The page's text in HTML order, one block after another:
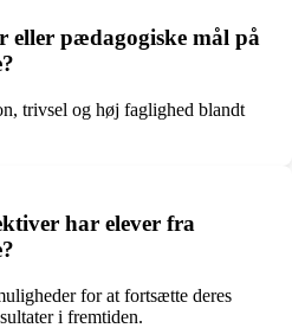
pædagogiske mål på
trivsel og høj faglighed blandt
har elever fra
for at fortsætte deres
i fremtiden.